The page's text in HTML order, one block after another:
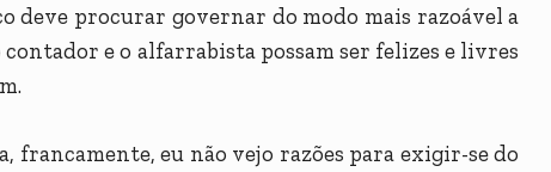
deve procurar governar do modo mais razoável a
e o alfarrabista possam ser felizes e livres
francamente, eu não vejo razões para exigir-se do